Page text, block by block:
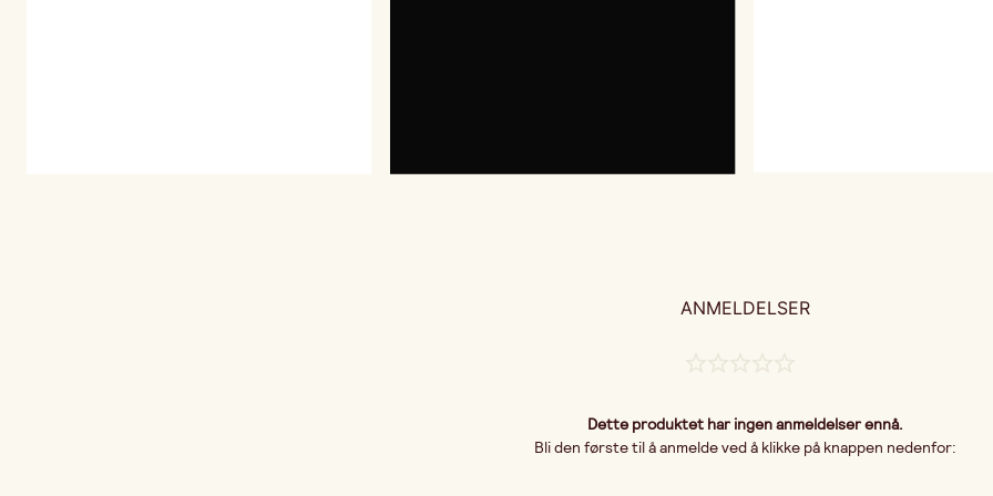
ANMELDELSER
Dette produktet har ingen anmeldelser ennå.
Bli den første til å anmelde ved å klikke på knappen nedenfor: